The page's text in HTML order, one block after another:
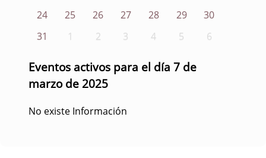
24
25 26 27 28 29
30
31
1 2 3 4 5 6
Eventos activos para el día 7 de
marzo de 2025
No existe Información